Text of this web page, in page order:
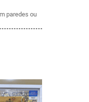
paredes ou